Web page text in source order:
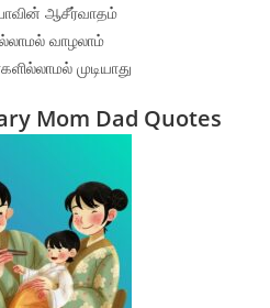
ஆசீர்வாதம்
வாழலாம்
முடியாது
Mom Dad Quotes